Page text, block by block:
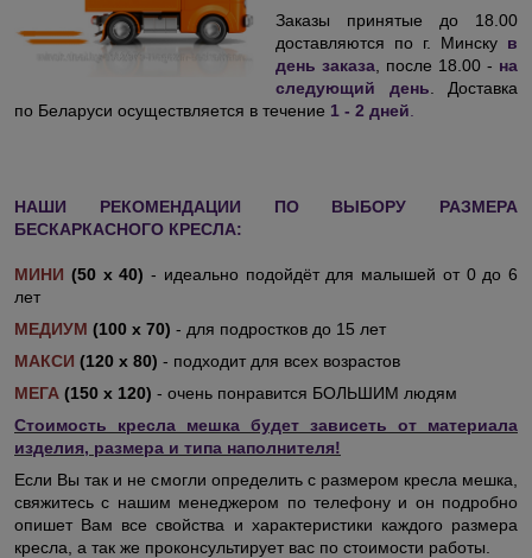
Заказы принятые до 18.00
доставляются по г. Минску в
день заказа , после 18.00 - на
следующий день . Доставка
по Беларуси осуществляется в течение 1 - 2 дней
НАШИ РЕКОМЕНДАЦИИ ПО ВЫБОРУ РАЗМЕРА
БЕСКАРКАСНОГО КРЕСЛА:
МИНИ (50 х 40) - идеально подойдёт для малышей от 0 до 6
лет
МЕДИУМ (100 х 70) - для подростков до 15 лет
МАКСИ (120 х 80) - подходит для всех возрастов
МЕГА (150 х 120) - очень понравится БОЛЬШИМ людям
Стоимость кресла мешка будет зависеть от материала
изделия, размера и типа наполнителя!
Если Вы так и не смогли определить с размером кресла мешка,
свяжитесь с нашим менеджером по телефону и он подробно
опишет Вам все свойства и характеристики каждого размера
кресла, а так же проконсультирует вас по стоимости работы.